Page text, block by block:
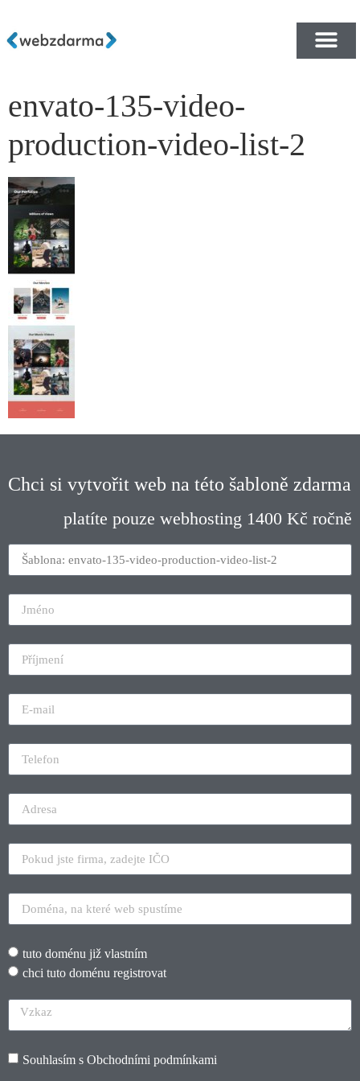
envato-135-video-
production-video-list-2
Chci si vytvořit web na této šabloně zdarma
platíte pouze webhosting 1400 Kč ročně
tuto doménu již vlastním
chci tuto doménu registrovat
Souhlasím s Obchodními podmínkami